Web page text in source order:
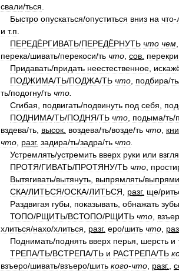
свали/ться
Быстро опускаться/опуститься вниз на что-
и т.п
ПЕРЕДЁРГИВАТЬ/ПЕРЕДЁРНУТЬ что чем
перека/шивать/перекоси/ть что сов
Придавать/придать неестественное
ПОДЖИМА/ТЬ/ПОДЖА/ТЬ что подбира/ть
ть/подогну/ть что
Сгибая
подвигать/подвинуть под себя
ПОДНИМА/ТЬ/ПОДНЯ/ТЬ что подыма/ть/
вздева/ть высок воздева/ть/возде/ть что
что разг. задира/ть/задра/ть что
Устремлять/устремить вверх руки или
ПРОТЯ/ГИВАТЬ/ПРОТЯНУ/ТЬ что
Вытягивать/вытянуть выпрямлять/
СКА/ЛИТЬСЯ/ОСКА/ЛИТЬСЯ разг. ще/
Раздвигая губы показывать обнажать зубы
ТОПО/РЩИТЬ/ВСТОПО/РЩИТЬ что взъер
хлиться/нахо/хлиться разг. еро/шить что
Поднимать/поднять вверх перья шерсть и
ТРЕПА/ТЬ/ВСТРЕПА/ТЬ и РАСТРЕПА/ТЬ
взъеро/шивать/взъеро/шить кого-что разг.